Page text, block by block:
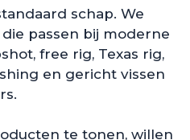
schap. We
passen bij moderne
free rig, Texas rig,
en gericht vissen
te tonen, willen